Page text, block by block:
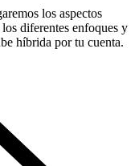
los aspectos
diferentes enfoques y
híbrida por tu cuenta.